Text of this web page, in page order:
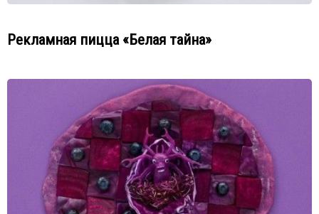
Рекламная пицца «Белая тайна»